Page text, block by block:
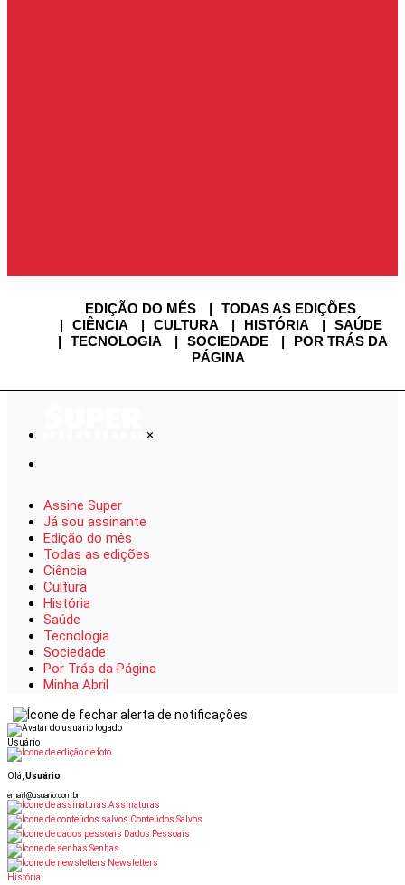
EDIÇÃO DO MÊS
TODAS AS EDIÇÕES
CIÊNCIA
CULTURA HISTÓRIA
SAÚDE
TECNOLOGIA
SOCIEDADE
POR TRÁS DA
PÁGINA
×
Assine Super
Já sou assinante
Edição do mês
Todas as edições
Ciência
Cultura
História
Saúde
Tecnologia
Sociedade
Por Trás da Página
Minha Abril
Usuário
Olá, Usuário
email@usuario.com.br
Assinaturas
Conteúdos Salvos
Dados Pessoais
Senhas
Newsletters
História